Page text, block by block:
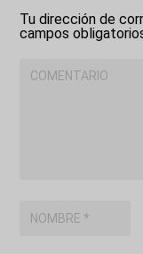
Tu dirección de
campos